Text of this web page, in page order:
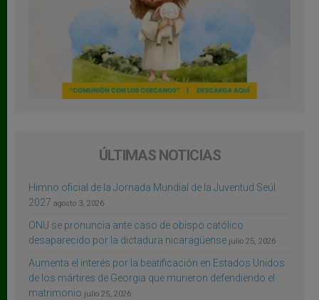
ÚLTIMAS NOTICIAS
Himno oficial de la Jornada Mundial de la Juventud Seúl
2027 agosto 3, 2026
ONU se pronuncia ante caso de obispo católico
desaparecido por la dictadura nicaragüense julio 25, 2026
Aumenta el interés por la beatificación en Estados Unidos
de los mártires de Georgia que murieron defendiendo el
matrimonio julio 25, 2026